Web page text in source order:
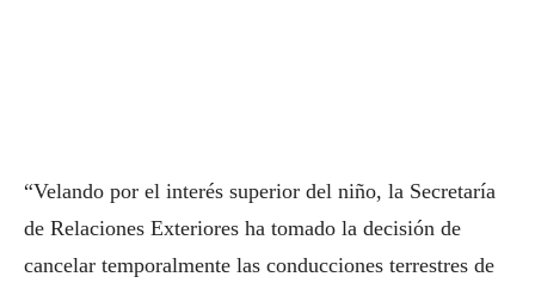
“Velando por el interés superior del niño, la Secretaría
de Relaciones Exteriores ha tomado la decisión de
cancelar temporalmente las conducciones terrestres de